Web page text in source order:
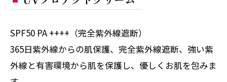
SPF50 PA ++++（完全紫外線遮断）
365日紫外線からの肌保護、完全紫外線遮断、強い紫
外線と有害環境から肌を保護し、優しくお肌を包みま